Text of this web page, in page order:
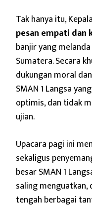
Tak hanya itu,
pesan empati dan
banjir yang
Sumatera. Secara
dukungan moral
SMAN 1 Langsa
optimis, dan tidak
ujian.
Upacara pagi ini
sekaligus
besar SMAN 1
saling
tengah berbagai